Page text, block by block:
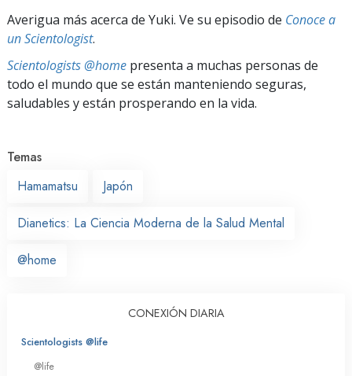
Averigua más acerca de Yuki. Ve su episodio de Conoce a
un Scientologist.
Scientologists @home presenta a muchas personas de
todo el mundo que se están manteniendo seguras,
saludables y están prosperando en la vida.
Temas
Hamamatsu
Japón
Dianetics: La Ciencia Moderna de la Salud Mental
@home
CONEXIÓN DIARIA
Scientologists @life
@life